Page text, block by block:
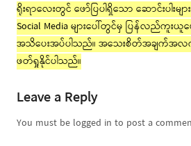
ရိုးရာလေးတွင် ဖော်ပြပါရှိသော ဆောင်းပါး
Social Media များပေါ်တွင်မှ ပြန်လည်ကူးယူဖ
အသိပေးအပ်ပါသည်။ အသေးစိတ်အချက်အလ
ဖတ်ရှုနိုင်ပါသည်။
Leave a Reply
You must be logged in to post a